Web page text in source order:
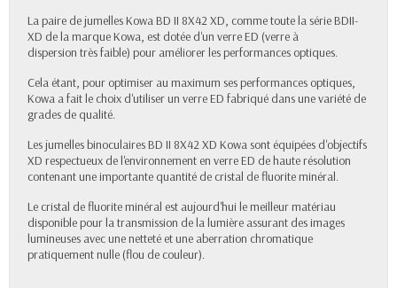
La paire de jumelles Kowa BD II 8X42 XD, comme toute la série BDII-
XD de la marque Kowa, est dotée d'un verre ED (verre à
dispersion très faible) pour améliorer les performances optiques.
Cela étant, pour optimiser au maximum ses performances optiques,
Kowa a fait le choix d'utiliser un verre ED fabriqué dans une variété de
grades de qualité.
Les jumelles binoculaires BD II 8X42 XD Kowa sont équipées d'objectifs
XD respectueux de l'environnement en verre ED de haute résolution
contenant une importante quantité de cristal de fluorite minéral.
Le cristal de fluorite minéral est aujourd'hui le meilleur matériau
disponible pour la transmission de la lumière assurant des images
lumineuses avec une netteté et une aberration chromatique
pratiquement nulle (flou de couleur).